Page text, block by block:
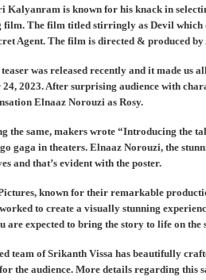
Kalyanram is known for his knack in
film. The film titled stirringly as Devil which
Agent. The film is directed & produced by
teaser was released recently and it made
24, 2023. After surprising audience with
Elnaaz Norouzi as Rosy.
the same, makers wrote “Introducing the
gaga in theaters. Elnaaz Norouzi, the
and that’s evident with the poster.
known for their remarkable
to create a visually stunning
are expected to bring the story to life on the
team of Srikanth Vissa has beautifully
the audience. More details regarding this